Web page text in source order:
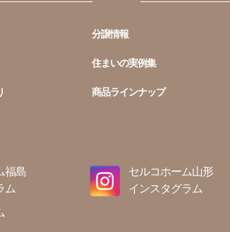
福島
ム
セルコホーム山形
インスタグラム
分譲情報
住まいの実例集
商品ラインナップ